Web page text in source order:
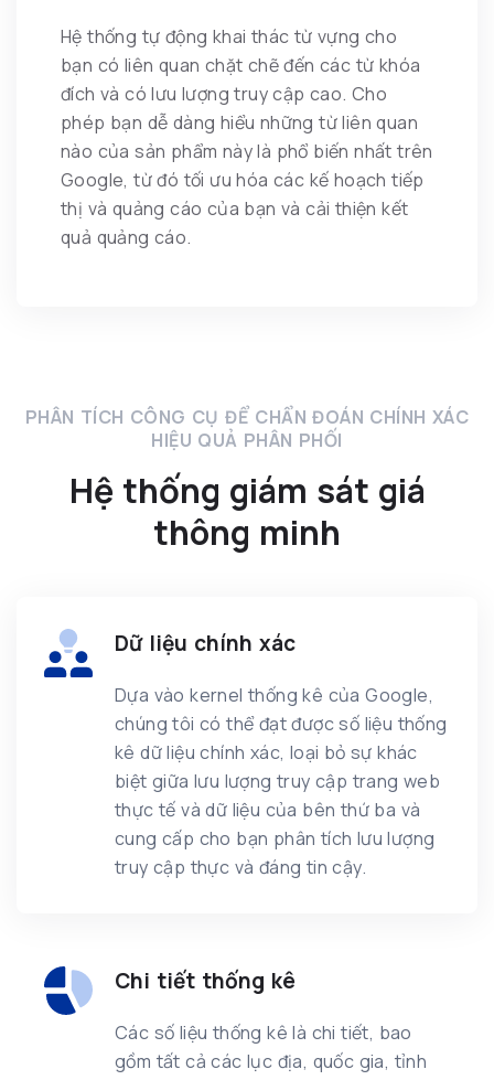
Hệ thống tự động khai thác từ vựng cho
bạn có liên quan chặt chẽ đến các từ khóa
đích và có lưu lượng truy cập cao. Cho
phép bạn dễ dàng hiểu những từ liên quan
nào của sản phẩm này là phổ biến nhất trên
Google, từ đó tối ưu hóa các kế hoạch tiếp
thị và quảng cáo của bạn và cải thiện kết
quả quảng cáo.
PHÂN TÍCH CÔNG CỤ ĐỂ CHẨN ĐOÁN CHÍNH XÁC
HIỆU QUẢ PHÂN PHỐI
Hệ thống giám sát giá
thông minh
Dữ liệu chính xác
Dựa vào kernel thống kê của Google,
chúng tôi có thể đạt được số liệu thống
kê dữ liệu chính xác, loại bỏ sự khác
biệt giữa lưu lượng truy cập trang web
thực tế và dữ liệu của bên thứ ba và
cung cấp cho bạn phân tích lưu lượng
truy cập thực và đáng tin cậy.
Chi tiết thống kê
Các số liệu thống kê là chi tiết, bao
gồm tất cả các lục địa, quốc gia, tỉnh